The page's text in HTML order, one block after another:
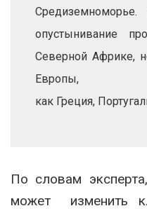
опустынивание
Северной Африке,
как Греция,
По словам
может изменить